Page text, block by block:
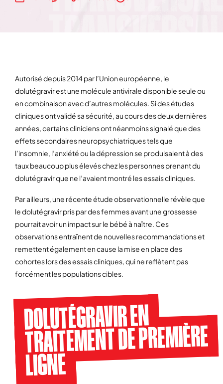
Autorisé depuis 2014 par l’Union européenne, le
dolutégravir est une molécule antivirale disponible seule ou
en combinaison avec d’autres molécules. Si des études
cliniques ont validé sa sécurité, au cours des deux dernières
années, certains cliniciens ont néanmoins signalé que des
effets secondaires neuropsychiatriques tels que
l’insomnie, l’anxiété ou la dépression se produisaient à des
taux beaucoup plus élevés chez les personnes prenant du
dolutégravir que ne l’avaient montré les essais cliniques.
Par ailleurs, une récente étude observationnelle révèle que
le dolutégravir pris par des femmes avant une grossesse
pourrait avoir un impact sur le bébé à naître. Ces
observations entraînent de nouvelles recommandations et
remettent également en cause la mise en place des
cohortes lors des essais cliniques, qui ne reflètent pas
forcément les populations cibles.
DOLUTÉGRAVIR EN
TRAITEMENT DE PREMIÈRE
LIGNE